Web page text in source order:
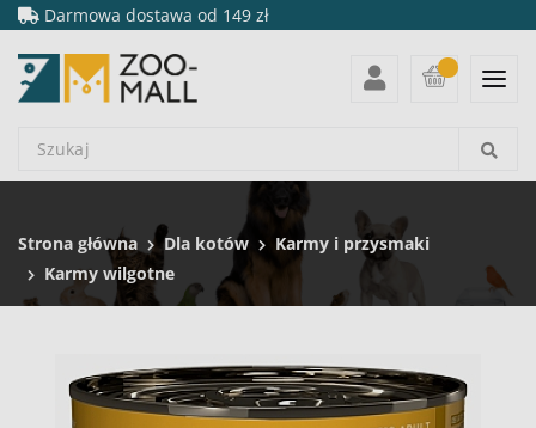
Darmowa dostawa od 149 zł
Strona główna Dla kotów
Karmy i przysmaki
Karmy wilgotne